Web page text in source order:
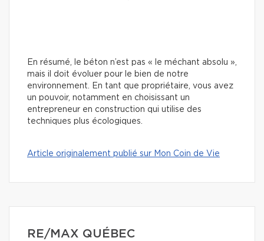
En résumé, le béton n’est pas « le méchant absolu »,
mais il doit évoluer pour le bien de notre
environnement. En tant que propriétaire, vous avez
un pouvoir, notamment en choisissant un
entrepreneur en construction qui utilise des
techniques plus écologiques.
Article originalement publié sur Mon Coin de Vie
RE/MAX QUÉBEC